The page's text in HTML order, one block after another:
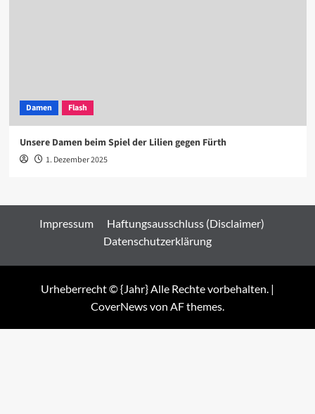
Damen Flash
Unsere Damen beim Spiel der Lilien gegen Fürth
1. Dezember 2025
Impressum
Haftungsausschluss (Disclaimer)
Datenschutzerklärung
Urheberrecht © {Jahr} Alle Rechte vorbehalten. |
CoverNewsvon AF themes.